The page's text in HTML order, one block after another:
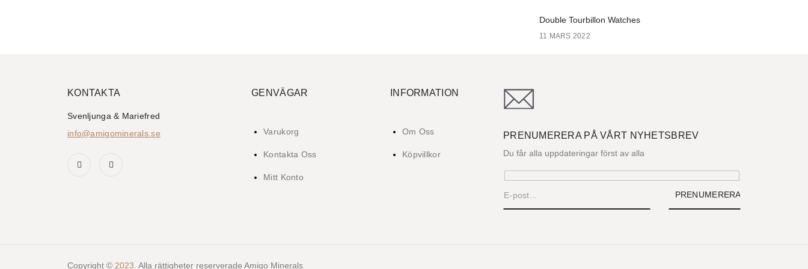
Double Tourbillon Watches
11 MARS 2022
KONTAKTA
Svenljunga & Mariefred
info@amigominerals.se
GENVÄGAR
Varukorg
Kontakta Oss
Mitt Konto
INFORMATION
Om Oss
Köpvillkor
PRENUMERERA PÅ VÅRT NYHETSBREV
Du får alla uppdateringar först av alla
Copyright © 2023. Alla rättigheter reserverade Amigo Minerals